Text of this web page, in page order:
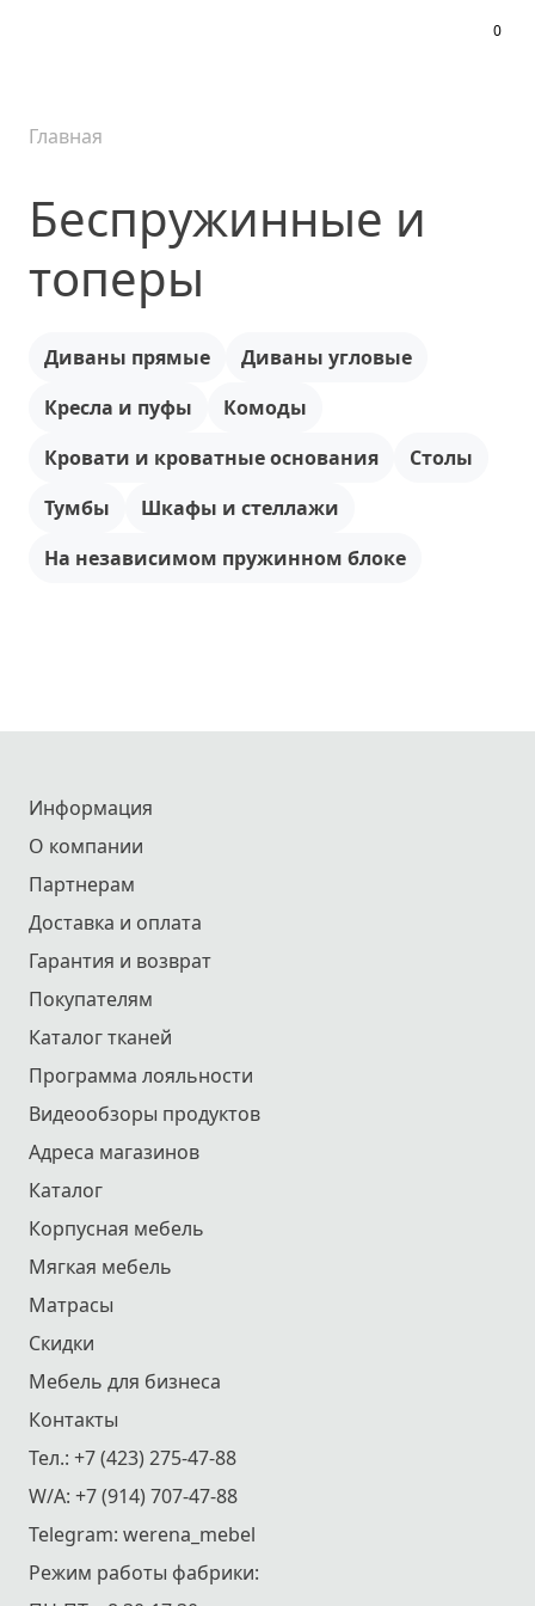
0
Главная
Беспружинные и
топеры
Диваны прямые
Диваны угловые
Кресла и пуфы
Комоды
Кровати и кроватные основания
Столы
Тумбы
Шкафы и стеллажи
На независимом пружинном блоке
Информация
О компании
Партнерам
Доставка и оплата
Гарантия и возврат
Покупателям
Каталог тканей
Программа лояльности
Видеообзоры продуктов
Адреса магазинов
Каталог
Корпусная мебель
Мягкая мебель
Матрасы
Скидки
Мебель для бизнеса
Контакты
Тел.: +7 (423) 275-47-88
W/A: +7 (914) 707-47-88
Telegram: werena_mebel
Режим работы фабрики: